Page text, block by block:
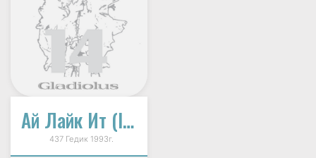
Ай Лайк Ит (I Like It)
437 Гедик 1993г.